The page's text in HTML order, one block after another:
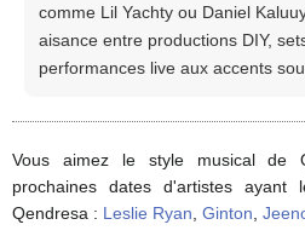
comme Lil Yachty ou Daniel
aisance entre productions DIY,
performances live aux accents
Vous aimez le style musical de
prochaines dates d'artistes ayant
Qendresa : Leslie Ryan Ginton